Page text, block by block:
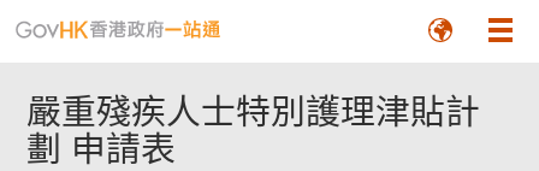
嚴重殘疾人士特別護理津貼計
劃 申請表